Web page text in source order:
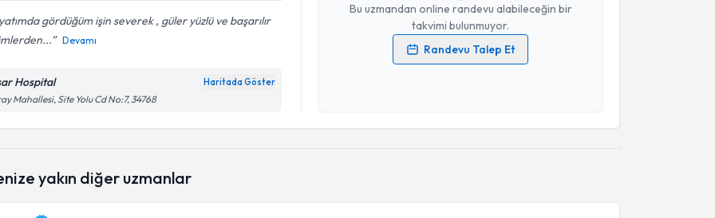
gördüğüm işin severek , güler yüzlü ve başarılır
Devamı
Hospital Haritada Göster
Mahallesi, Site Yolu Cd No:7, 34768
Bu uzmandan online randevu alabileceğin bir
takvimi bulunmuyor.
Randevu Talep Et
Kişisel verilerimin işlenmesine ilişkinAydınlatma Metni
Takvim Talebini Gönder
yakın diğer uzmanlar